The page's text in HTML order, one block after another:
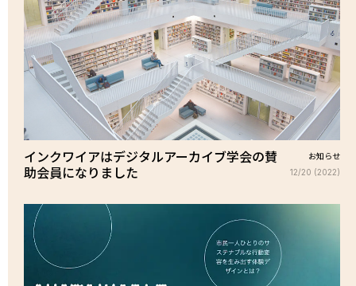
インクワイアはデジタルアーカイブ学会の賛
助会員になりました
お知らせ
12/20 (2022)